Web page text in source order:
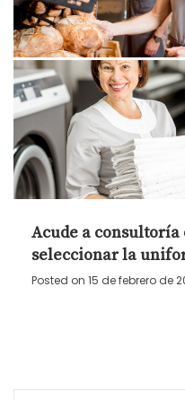
Acude a
seleccionar la
Posted on 15 de febrero de